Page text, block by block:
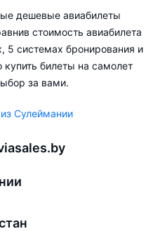
дешевые авиабилеты
стоимость авиабилета
5 системах бронирования и
билеты на самолет
за вами.
Сулеймании